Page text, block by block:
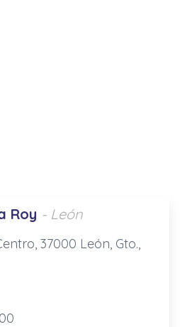
Roy - León
37000 León, Gto.,